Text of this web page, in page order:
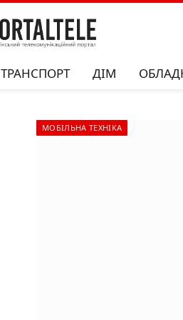
ТРАНСПОРТ ДІМ
МОБІЛЬНА ТЕХНІКА